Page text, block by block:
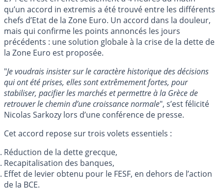
qu’un accord in extremis a été trouvé entre les différents
chefs d’Etat de la Zone Euro. Un accord dans la douleur,
mais qui confirme les points annoncés les jours
précédents : une solution globale à la crise de la dette de
la Zone Euro est proposée.
"Je voudrais insister sur le caractère historique des décisions
qui ont été prises, elles sont extrêmement fortes, pour
stabiliser, pacifier les marchés et permettre à la Grèce de
retrouver le chemin d’une croissance normale", s’est félicité
Nicolas Sarkozy lors d’une conférence de presse.
Cet accord repose sur trois volets essentiels :
Réduction de la dette grecque,
Recapitalisation des banques,
Effet de levier obtenu pour le FESF, en dehors de l’action
de la BCE.